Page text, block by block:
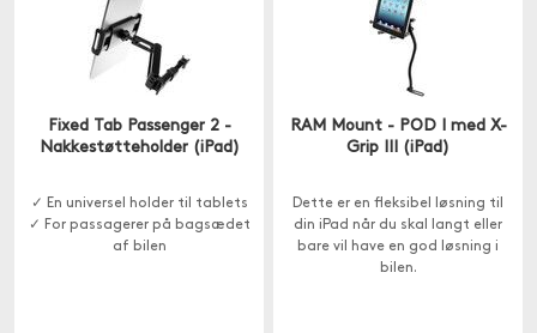
Fixed Tab Passenger 2 -
Nakkestøtteholder (iPad)
✓ En universel holder til tablets
✓ For passagerer på bagsædet
af bilen
RAM Mount - POD I med X-
Grip III (iPad)
Dette er en fleksibel løsning til
din iPad når du skal langt eller
bare vil have en god løsning i
bilen.